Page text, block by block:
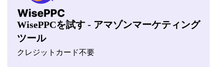
WisePPCを試す - アマゾンマーケティング
ツール
クレジットカード不要